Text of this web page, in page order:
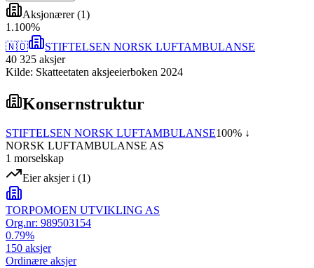
Aksjonærer(1)
1 .100%
🇳🇴
STIFTELSEN NORSK LUFTAMBULANSE
40 325 aksjer
Kilde: Skatteetaten aksjeeierboken 2024
Konsernstruktur
STIFTELSEN NORSK LUFTAMBULANSE100% ↓
NORSK LUFTAMBULANSE AS
1 morselskap
Eier aksjer i (1)
TORPOMOEN UTVIKLING AS
Org.nr: 989503154
0.79%
150 aksjer
Ordinære aksjer